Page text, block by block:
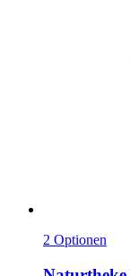
2 Optionen